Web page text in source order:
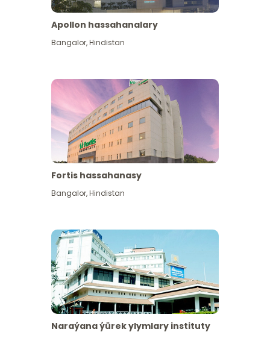
Has giňişleýin gör
Apollon hassahanalary
Bangalor,Hindistan
Fortis hassahanasy
Bangalor,Hindistan
Naraýana ýürek ylymlary instituty